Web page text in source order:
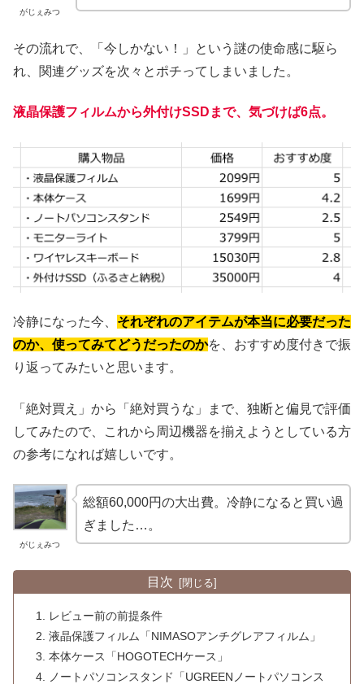
がじぇみつ
その流れで、「今しかない！」という謎の使命感に駆ら
れ、関連グッズを次々とポチってしまいました。
液晶保護フィルムから外付けSSDまで、気づけば6点。
冷静になった今、 それぞれのアイテムが本当に必要だった
のか、使ってみてどうだったのかを、おすすめ度付きで振
り返ってみたいと思います。
「絶対買え」から「絶対買うな」まで、独断と偏見で評価
してみたので、これから周辺機器を揃えようとしている方
の参考になれば嬉しいです。
がじぇみつ
総額60,000円の大出費。冷静になると買い過
ぎました…。
目次
レビュー前の前提条件
液晶保護フィルム「NIMASOアンチグレアフィルム」
本体ケース「HOGOTECHケース」
ノートパソコンスタンド「UGREENノートパソコンス